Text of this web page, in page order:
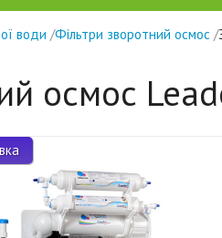
води /Фільтри зворотний осмос /
осмос